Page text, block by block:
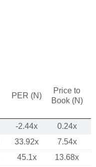
PER (N)
Price to
Book (N)
-2.44x
0.24x
33.92x
7.54x
45.1x
13.68x